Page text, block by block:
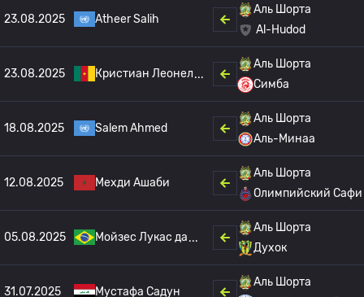
23.08.2025 Atheer Salih
Аль Шорта
Al-Hudod
23.08.2025 Кристиан Леонел
Аль Шорта
Симба
18.08.2025 Salem Ahmed
Аль Шорта
Аль-Минаа
12.08.2025 Мехди Ашаби
Аль Шорта
Олимпийский Сафи
05.08.2025 Мойзес Лукас да
Аль Шорта
Духок
31.07.2025 Мустафа Садун
Аль Шорта